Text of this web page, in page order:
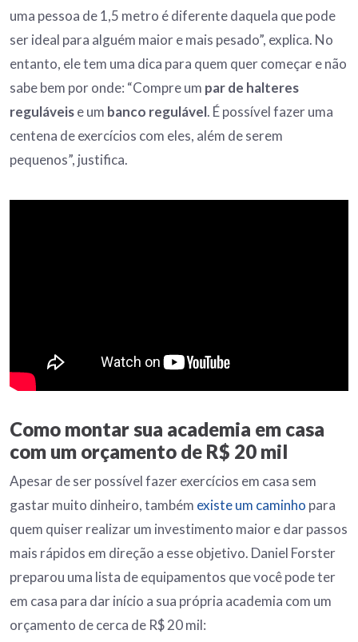
uma pessoa de 1,5 metro é diferente daquela que pode
ser ideal para alguém maior e mais pesado”, explica. No
entanto, ele tem uma dica para quem quer começar e não
sabe bem por onde: “Compre um par de halteres
reguláveise um banco regulável. É possível fazer uma
centena de exercícios com eles, além de serem
pequenos”, justifica.
Como montar sua academia em casa
com um orçamento de R$ 20 mil
Apesar de ser possível fazer exercícios em casa sem
gastar muito dinheiro, também existe um caminho para
quem quiser realizar um investimento maior e dar passos
mais rápidos em direção a esse objetivo. Daniel Forster
preparou uma lista de equipamentos que você pode ter
em casa para dar início a sua própria academia com um
orçamento de cerca de R$ 20 mil: